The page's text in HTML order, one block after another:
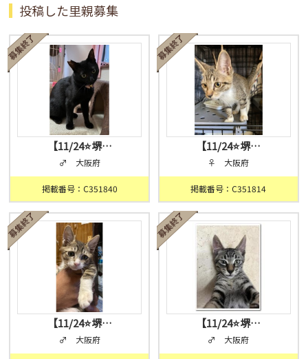
投稿した里親募集
【11/24⭐️堺…
♂ 大阪府
掲載番号：C351840
【11/24⭐️堺…
♀ 大阪府
掲載番号：C351814
【11/24⭐️堺…
♂ 大阪府
【11/24⭐️堺…
♂ 大阪府